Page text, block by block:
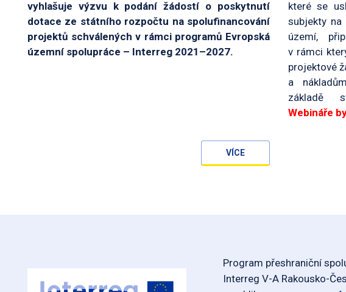
vyhlašuje výzvu k podání žádostí o poskytnutí
dotace ze státního rozpočtu na spolufinancování
projektů schválených v rámci programů Evropská
územní spolupráce – Interreg 2021–2027.
VÍCE
které se
subjekty na
území,
v rámci
projektové
a
základě
Webináře
Program přeshraniční
Interreg V-A Rakousko-